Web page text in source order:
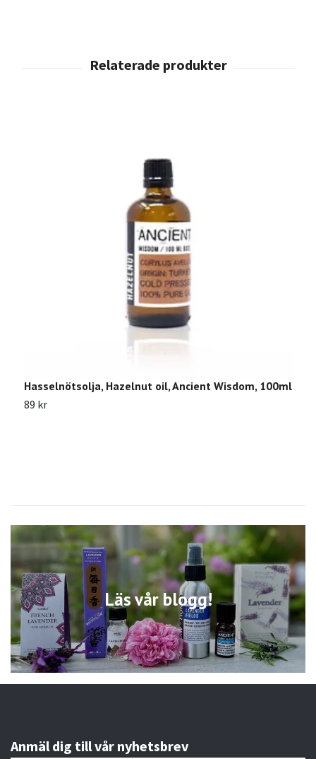
Läs vår blogg!
Hasselnötsolja, Hazelnut oil, Ancient Wisdom, 100ml
89 kr
Anmäl dig till vår nyhetsbrev